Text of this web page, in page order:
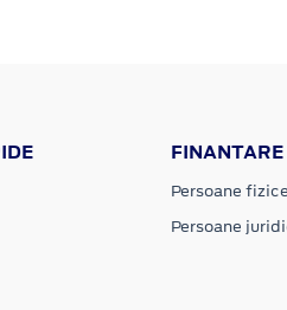
FINANTARE
Persoane fizice
Persoane